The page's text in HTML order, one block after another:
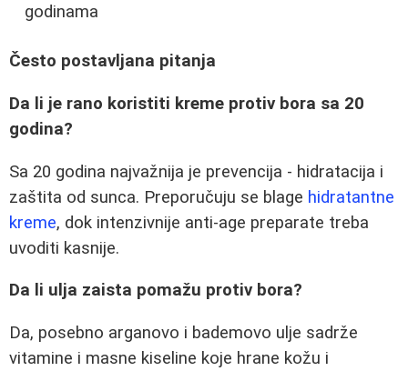
godinama
Često postavljana pitanja
Da li je rano koristiti kreme protiv bora sa 20
godina?
Sa 20 godina najvažnija je prevencija - hidratacija i
zaštita od sunca. Preporučuju se blage hidratantne
kreme, dok intenzivnije anti-age preparate treba
uvoditi kasnije.
Da li ulja zaista pomažu protiv bora?
Da, posebno arganovo i bademovo ulje sadrže
vitamine i masne kiseline koje hrane kožu i